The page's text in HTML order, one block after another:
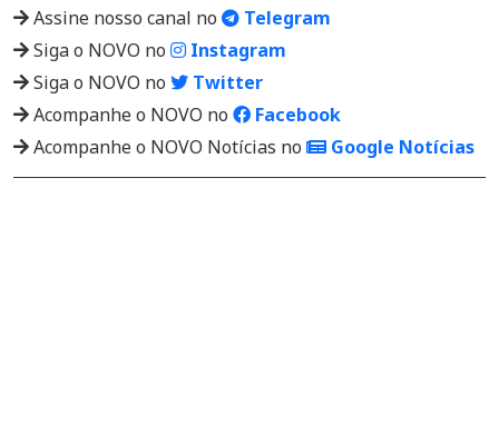
Assine nosso canal no
Telegram
Siga o NOVO no
Instagram
Siga o NOVO no
Twitter
Acompanhe o NOVO no
Facebook
Acompanhe o NOVO Notícias no
Google Notícias